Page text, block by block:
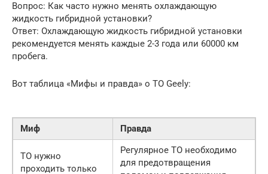
Вопрос: Как часто нужно менять охлаждающую
жидкость гибридной установки?
Ответ: Охлаждающую жидкость гибридной установки
рекомендуется менять каждые 2-3 года или 60000 км
пробега.
Вот таблица «Мифы и правда» о ТО Geely:
Миф Правда
ТО нужно
проходить только
Регулярное ТО необходимо
для предотвращения